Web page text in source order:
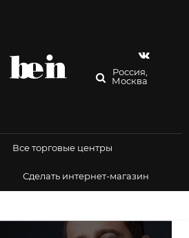
Россия,
Москва
Все торговые центры
Сделать интернет-магазин